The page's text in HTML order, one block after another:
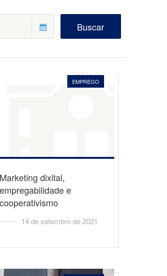
Buscar
EMPREGO
Marketing dixital,
empregabilidade e
cooperativismo
14 de setembro de 2021